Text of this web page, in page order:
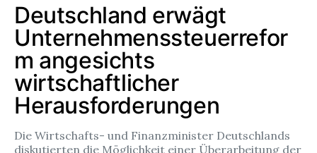
Deutschland erwägt
Unternehmenssteuerrefor
m angesichts
wirtschaftlicher
Herausforderungen
Die Wirtschafts- und Finanzminister Deutschlands
diskutierten die Möglichkeit einer Überarbeitung der